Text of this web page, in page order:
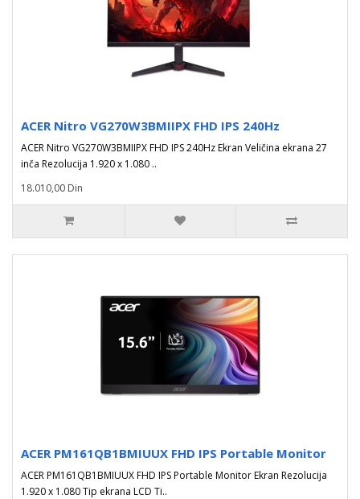
ACER Nitro VG270W3BMIIPX FHD IPS 240Hz
ACER Nitro VG270W3BMIIPX FHD IPS 240Hz Ekran Veličina ekrana 27
inča Rezolucija 1.920 x 1.080 ..
18.010,00 Din
ACER PM161QB1BMIUUX FHD IPS Portable Monitor
ACER PM161QB1BMIUUX FHD IPS Portable Monitor Ekran Rezolucija
1.920 x 1.080 Tip ekrana LCD Ti..